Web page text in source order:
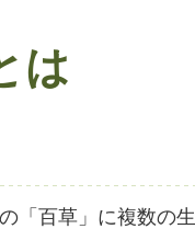
は
「百草」に複数の生